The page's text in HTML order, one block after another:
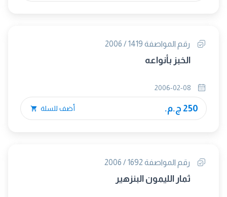
رقم المواصفة 1419 / 2006
الخبز بأنواعه
250 ج.م. أضف للسلة
رقم المواصفة 1692 / 2006
ثمار الليمون البنزهير